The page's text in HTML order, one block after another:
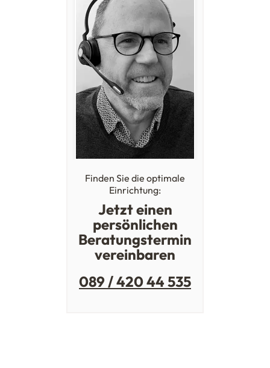
Finden Sie die optimale
Einrichtung:
Jetzt einen
persönlichen
Beratungstermin
vereinbaren
089 / 420 44 535